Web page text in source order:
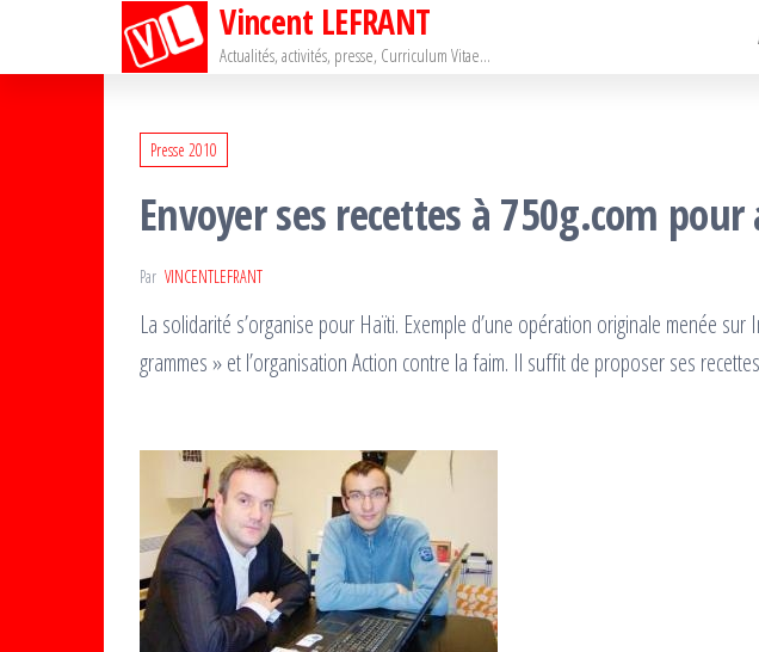
Vincent LEFRANT
Actualités, activités, presse, Curriculum Vitae…
Presse 2010
Envoyer ses recettes à 750g.com
Par VINCENTLEFRANT
La solidarité s’organise pour Haïti. Exemple d’une opération originale menée
grammes » et l’organisation Action contre la faim. Il suffit de proposer ses